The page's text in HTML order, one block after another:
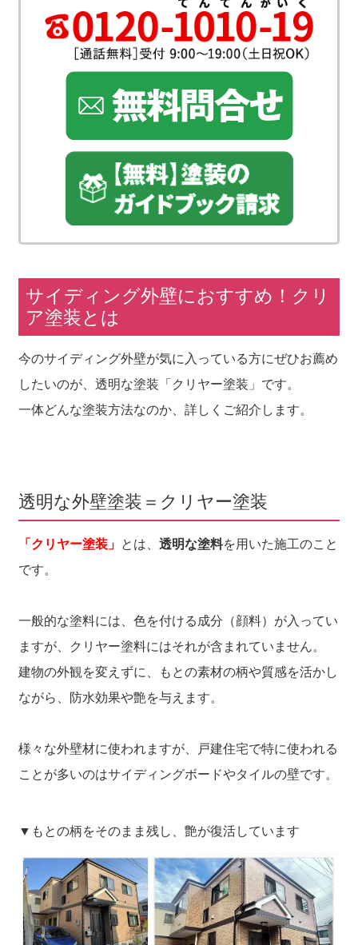
サイディング外壁におすすめ！クリ
ア塗装とは
今のサイディング外壁が気に入っている方にぜひお薦め
したいのが、透明な塗装「クリヤー塗装」です。
一体どんな塗装方法なのか、詳しくご紹介します。
透明な外壁塗装＝クリヤー塗装
「クリヤー塗装」 とは、 透明な塗料を用いた施工のこと
です。
一般的な塗料には、色を付ける成分（顔料）が入ってい
ますが、クリヤー塗料にはそれが含まれていません。
建物の外観を変えずに、もとの素材の柄や質感を活かし
ながら、防水効果や艶を与えます。
様々な外壁材に使われますが、戸建住宅で特に使われる
ことが多いのはサイディングボードやタイルの壁です。
▼もとの柄をそのまま残し、艶が復活しています